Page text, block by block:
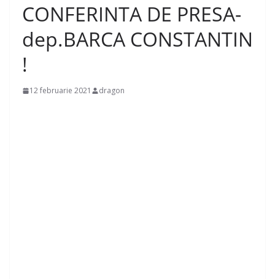
CONFERINTA DE PRESA-
dep.BARCA CONSTANTIN
!
12 februarie 2021 dragon